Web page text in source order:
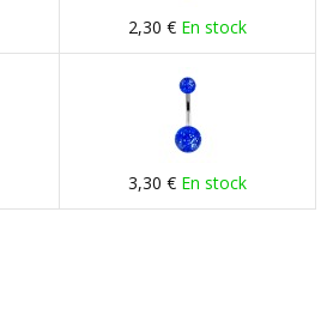
2,30 € En stock
3,30 € En stock